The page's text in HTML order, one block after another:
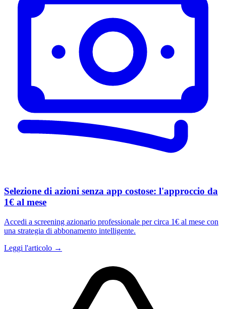
Selezione di azioni senza app costose: l'approccio da
1€ al mese
Accedi a screening azionario professionale per circa 1€ al mese con
una strategia di abbonamento intelligente.
Leggi l'articolo →